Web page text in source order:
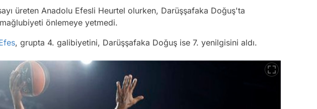
üreten Anadolu Efesli Heurtel olurken, Darüşşafaka Doğuş'ta
önlemeye yetmedi.
, grupta 4. galibiyetini, Darüşşafaka Doğuş ise 7. yenilgisini aldı.